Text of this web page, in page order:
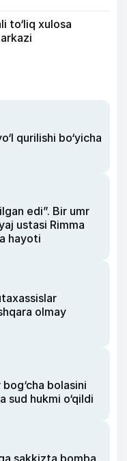
to‘liq xulosa
qurilishi bo‘yicha
edi”. Bir umr
ustasi Rimma
hayoti
olmay
bolasini
sud hukmi o‘qildi
sakkizta bomba